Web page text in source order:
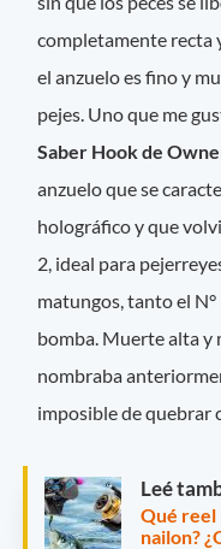
completamente recta
el anzuelo es fino y
pejes. Uno que me
Saber Hook de
anzuelo que se
holográfico y que
2, ideal para
matungos, tanto el
bomba. Muerte alta y
nombraba
imposible de quebrar
Leé
Qué
nailon?